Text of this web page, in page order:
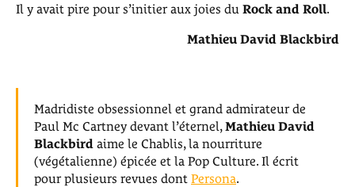
Il y avait pire pour s’initier aux joies du Rock and Roll.
Mathieu David Blackbird
Madridiste obsessionnel et grand admirateur de
Paul Mc Cartney devant l’éternel,Mathieu David
Blackbird aime le Chablis, la nourriture
(végétalienne) épicée et la Pop Culture. Il écrit
pour plusieurs revues dont Persona.